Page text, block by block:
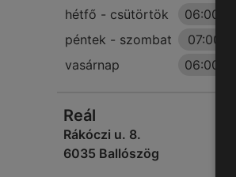
hétfő - csütörtök
06:00
péntek - szombat
07:00
vasárnap
06:00
Reál
Rákóczi u. 8.
6035 Ballószög